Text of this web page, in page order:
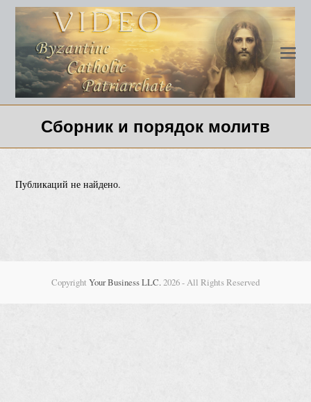
Сборник и порядок молитв
Публикаций не найдено.
Copyright Your Business LLC.2026 - All Rights Reserved